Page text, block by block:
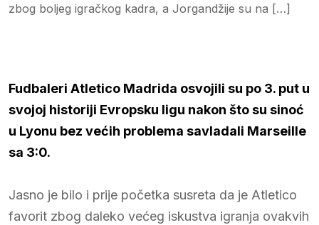
zbog boljeg igračkog kadra, a Jorgandžije su na […]
Fudbaleri Atletico Madrida osvojili su po 3. put u
svojoj historiji Evropsku ligu nakon što su sinoć
u Lyonu bez većih problema savladali Marseille
sa 3:0.
Jasno je bilo i prije početka susreta da je Atletico
favorit zbog daleko većeg iskustva igranja ovakvih